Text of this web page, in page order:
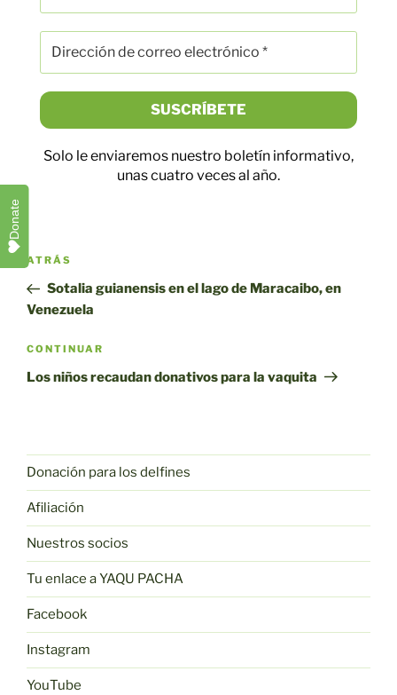
Solo le enviaremos nuestro boletín informativo,
unas cuatro veces al año.
Navegación
por
entradas
Entrada
anterior
ATRÁS
Sotalia guianensis en el lago de Maracaibo, en
Venezuela
Siguiente
entrada
CONTINUAR
Los niños recaudan donativos para la vaquita
Donación para los delfines
Afiliación
Nuestros socios
Tu enlace a YAQU PACHA
Facebook
Instagram
YouTube
Donate